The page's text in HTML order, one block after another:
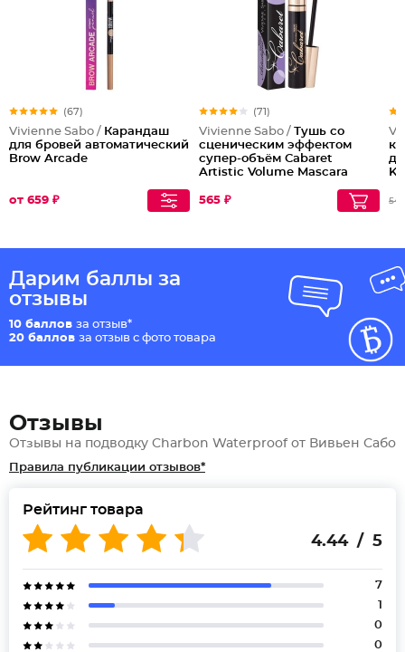
(67)
Vivienne Sabo / Карандаш
для бровей автоматический
Brow Arcade
от 659 ₽
(71)
Vivienne Sabo / Тушь со
сценическим эффектом
супер-объём Cabaret
Artistic Volume Mascara
565 ₽
549
Дарим баллы за
отзывы
10 баллов за отзыв*
20 баллов за отзыв с фото товара
Отзывы
Отзывы на подводку Charbon Waterproof от Вивьен Сабо
Правила публикации отзывов*
Рейтинг товара
4.44 / 5
7
1
0
0